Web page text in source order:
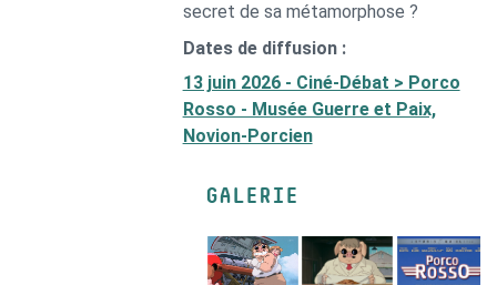
secret de sa métamorphose ?
Dates de diffusion :
13 juin 2026 - Ciné-Débat > Porco
Rosso - Musée Guerre et Paix,
Novion-Porcien
GALERIE